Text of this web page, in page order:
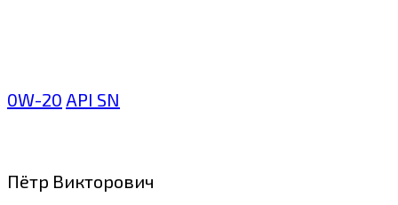
0W-20 API SN
Пётр Викторович